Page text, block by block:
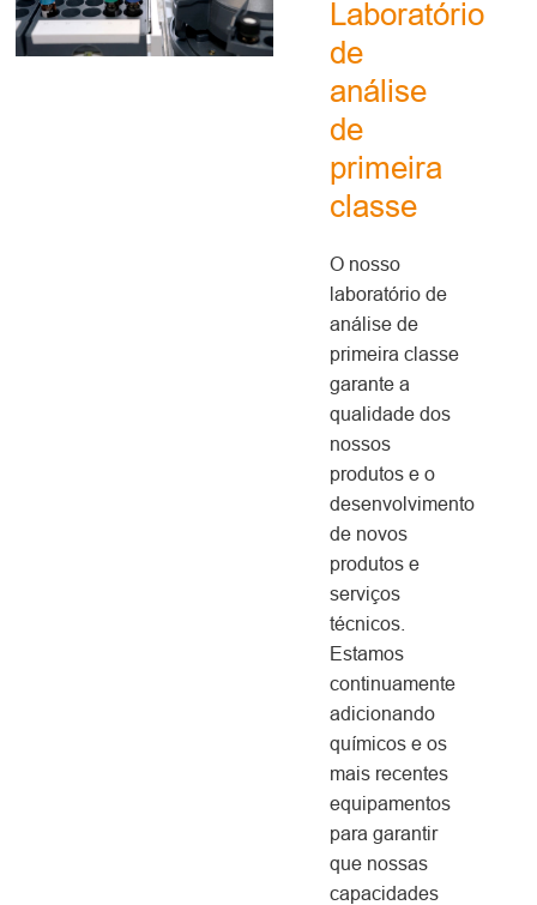
Laboratório
de
análise
de
primeira
classe
O nosso
laboratório de
análise de
primeira classe
garante a
qualidade dos
nossos
produtos e o
desenvolvimento
de novos
produtos e
serviços
técnicos.
Estamos
continuamente
adicionando
químicos e os
mais recentes
equipamentos
para garantir
que nossas
capacidades